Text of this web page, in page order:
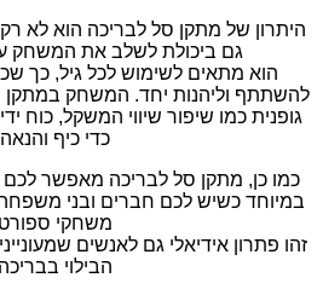
היתרון של מתקן סל לבריכה הוא לא
גם ביכולת לשלב את המשחק
הוא מתאים לשימוש לכל גיל, כך
להשתתף וליהנות יחד. המשחק במתקן
גופנית כמו שיפור שיווי המשקל, כוח
כדי כיף
כמו כן, מתקן סל לבריכה מאפשר לכם
במיוחד כשיש לכם חברים ובני
משחקי
זהו פתרון אידיאלי גם לאנשים
הבילוי